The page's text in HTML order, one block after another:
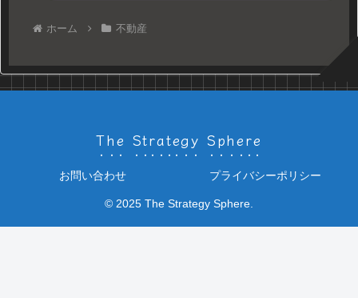
ホーム 不動産
The Strategy Sphere
お問い合わせ プライバシーポリシー
© 2025 The Strategy Sphere.